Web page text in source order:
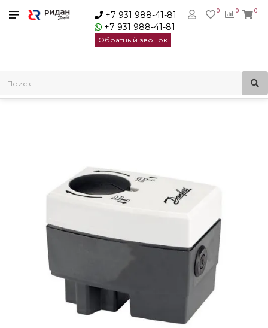
+7 931 988-41-81
+7 931 988-41-81
Обратный звонок
0
0 0
Электроприводы для регулирующих клапанов
Редукторные электроприводы с аналоговым управлением